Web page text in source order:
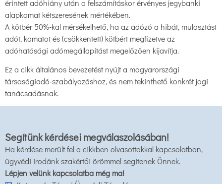
érintett adóhiány után a felszámításkor érvényes jegybanki
alapkamat kétszeresének mértékében.
A kötbér 50%-kal mérsékelhető, ha az adózó a hibát, mulasztást
adót, kamatot és (csökkentett) kötbért megfizetve az
adóhatósági adómegállapítást megelőzően kijavítja.
Ez a cikk általános bevezetést nyújt a magyarországi
társaságiadó-szabályozáshoz, és nem tekinthető konkrét jogi
tanácsadásnak.
Segítünk kérdései megválaszolásában!
Ha kérdése merült fel a cikkben olvasottakkal kapcsolatban,
ügyvédi irodánk szakértői örömmel segítenek Önnek.
Lépjen velünk kapcsolatba még ma!